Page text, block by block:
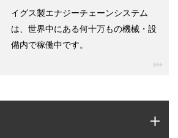
イグス製エナジーチェーンシステム
は、世界中にある何十万もの機械・設
備内で稼働中です。